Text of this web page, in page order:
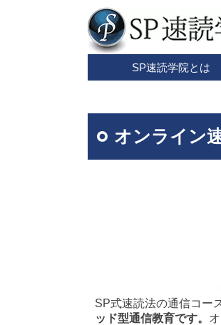
SP速読学院とは
オンライン
SP式速読法の通信コー
ッド型通信教育です。